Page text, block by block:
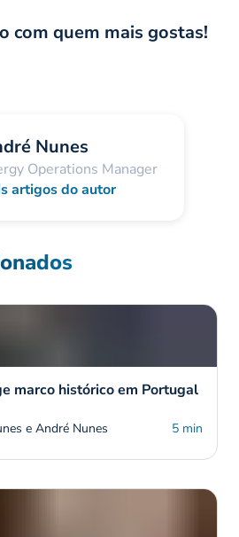
com quem mais gostas!
Nunes
Operations Manager
artigos do autor
marco histórico em Portugal
e André Nunes 5 min